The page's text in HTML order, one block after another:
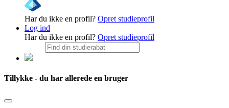
Har du ikke en profil? Opret studieprofil
Log ind
Har du ikke en profil? Opret studieprofil
Tillykke - du har allerede en bruger